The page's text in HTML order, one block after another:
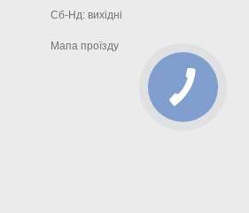
Сб-Нд: вихідні
Мапа проїзду